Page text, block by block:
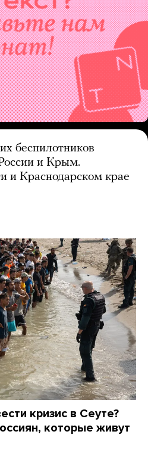
беспилотников
и Крым.
и Краснодарском крае
кризис в Сеуте?
которые живут